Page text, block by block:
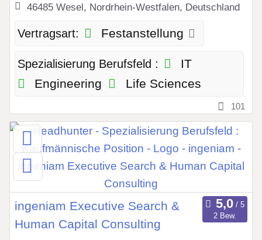
46485 Wesel, Nordrhein-Westfalen, Deutschland
Vertragsart: Festanstellung
Spezialisierung Berufsfeld :
IT
Engineering
Life Sciences
101
ingeniam Executive Search &
Human Capital Consulting
2 Bew.